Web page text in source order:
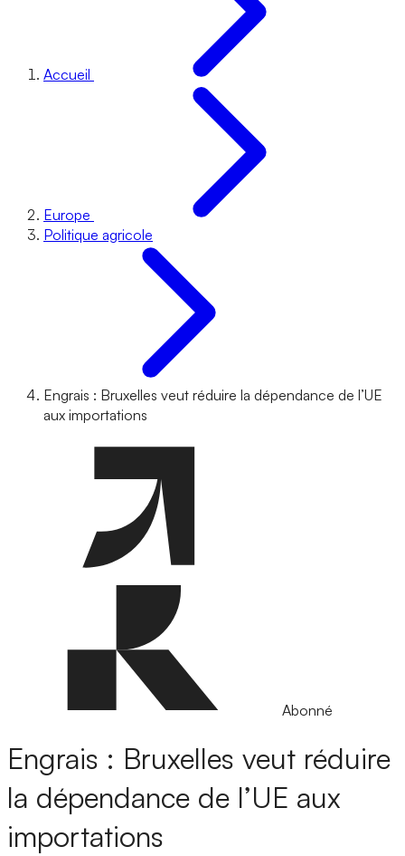
Accueil
Europe
Politique agricole
Engrais : Bruxelles veut réduire la dépendance de l’UE
aux importations
Abonné
Engrais : Bruxelles veut réduire
la dépendance de l’UE aux
importations